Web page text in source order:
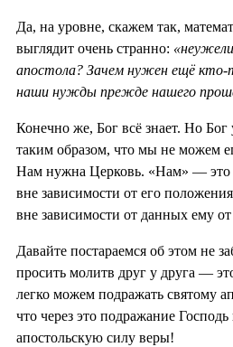
Да, на уровне, скажем так,
выглядит очень странно:
апостола? Зачем нужен ещё кто-
наши нужды прежде нашего
Конечно же, Бог всё знает. Но Бог
таким образом, что мы не можем
Нам нужна Церковь. «Нам» — это
вне зависимости от его
вне зависимости от данных ему
Давайте постараемся об этом не
просить молитв друг у друга —
легко можем подражать святому
что через это подражание
апостольскую силу веры!